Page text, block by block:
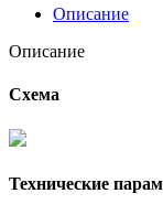
Описание
Описание
Схема
Технические